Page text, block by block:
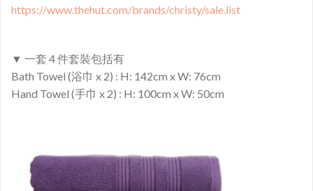
https://www.thehut.com/brands/christy/sale.list
▼ 一套 4 件套裝包括有
Bath Towel (浴巾 x 2) : H: 142cm x W: 76cm
Hand Towel (手巾 x 2) : H: 100cm x W: 50cm